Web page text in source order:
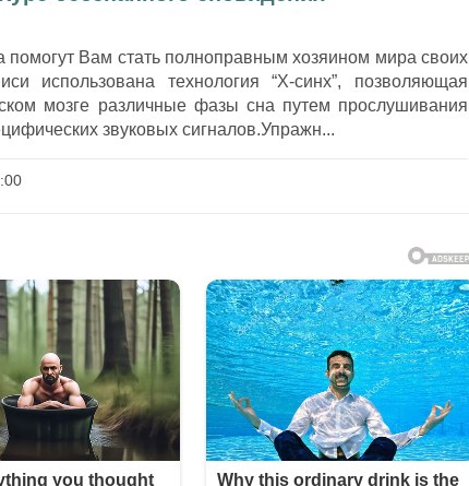
помогут Вам стать полноправным хозяином мира своих
использована технология “Х-синх”, позволяющая
мозге различные фазы сна путем прослушивания
звуковых сигналов.Упражн...